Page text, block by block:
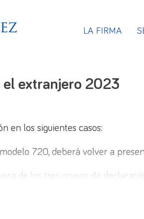
LA FIRMA
el extranjero 2023
en los siguientes casos:
720, deberá volver a
de los tres grupos de
de alguno de los bienes